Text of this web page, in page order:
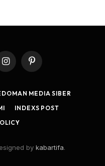
InstagramPinterest
MEDIA SIBER
INDEXS POST
by kabartifa.